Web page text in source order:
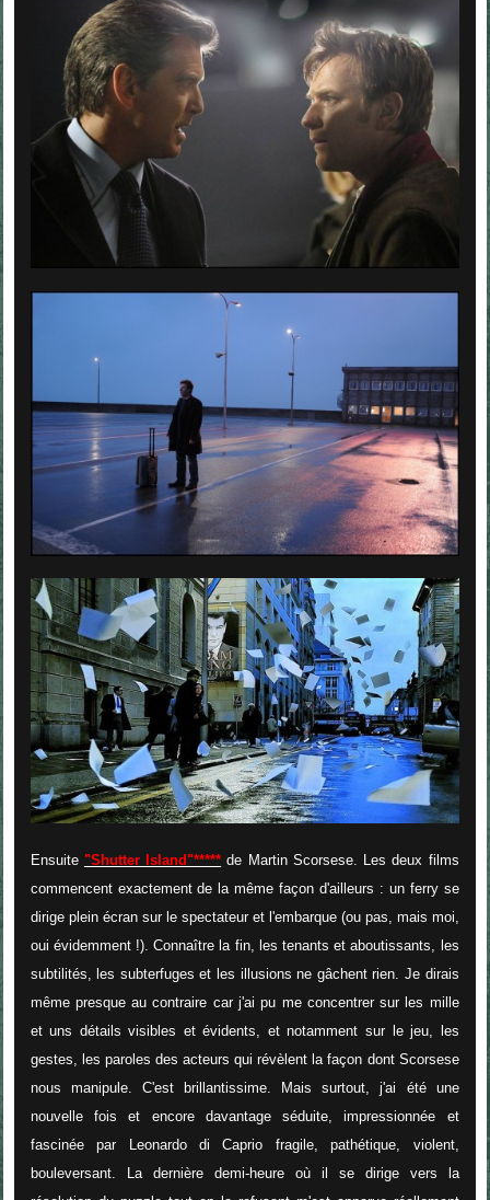
Ensuite "Shutter Island"***** de Martin Scorsese. Les deux films
commencent exactement de la même façon d'ailleurs : un ferry se
dirige plein écran sur le spectateur et l'embarque (ou pas, mais moi,
oui évidemment !). Connaître la fin, les tenants et aboutissants, les
subtilités, les subterfuges et les illusions ne gâchent rien. Je dirais
même presque au contraire car j'ai pu me concentrer sur les mille
et uns détails visibles et évidents, et notamment sur le jeu, les
gestes, les paroles des acteurs qui révèlent la façon dont Scorsese
nous manipule. C'est brillantissime. Mais surtout, j'ai été une
nouvelle fois et encore davantage séduite, impressionnée et
fascinée par Leonardo di Caprio fragile, pathétique, violent,
bouleversant. La dernière demi-heure où il se dirige vers la